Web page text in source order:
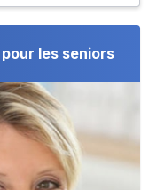
les seniors